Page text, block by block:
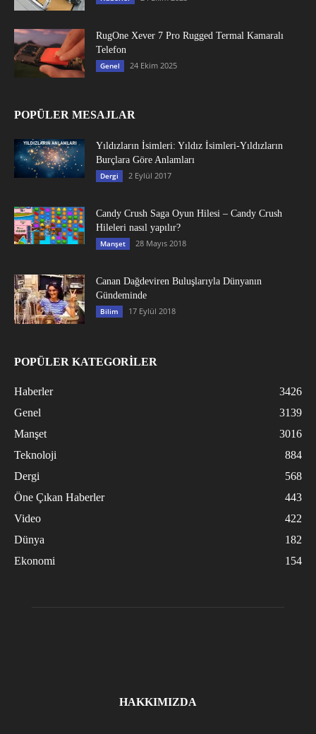
RugOne Xever 7 Pro Rugged Termal Kamaralı
Telefon
Genel 24 Ekim 2025
POPÜLER MESAJLAR
Yıldızların İsimleri: Yıldız İsimleri-Yıldızların
Burçlara Göre Anlamları
Dergi 2 Eylül 2017
Candy Crush Saga Oyun Hilesi – Candy Crush
Hileleri nasıl yapılır?
Manşet 28 Mayıs 2018
Canan Dağdeviren Buluşlarıyla Dünyanın
Gündeminde
Bilim 17 Eylül 2018
POPÜLER KATEGORİLER
Haberler
3426
Genel
3139
Manşet
3016
Teknoloji
884
Dergi
568
Öne Çıkan Haberler
443
Video
422
Dünya
182
Ekonomi
154
HAKKIMIZDA